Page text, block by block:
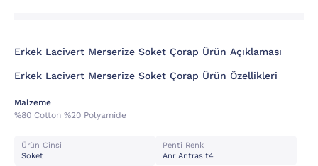
Erkek Lacivert Merserize Soket Çorap Ürün Açıklaması
Erkek Lacivert Merserize Soket Çorap Ürün Özellikleri
Malzeme
%80 Cotton %20 Polyamide
Ürün Cinsi
Soket
Penti Renk
Anr Antrasit4